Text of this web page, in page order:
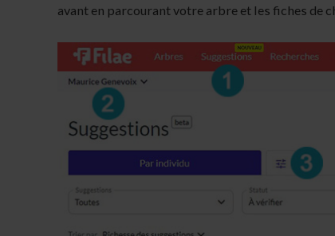
avant en parcourant votre arbre et les fiches de